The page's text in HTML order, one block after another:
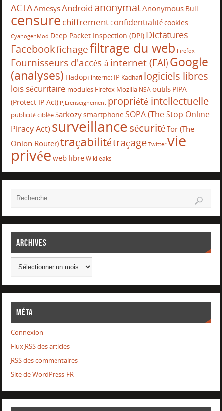
ACTAAmesysAndroid anonymatAnonymous Bull
censure chiffrementconfidentialitécookies
CyanogenMod Deep Packet Inspection (DPI) Dictatures
Facebookfichagefiltrage du web Firefox
Fournisseurs d'accès à internet (FAI)Google
(analyses) Hadopi internet IP Kadhafi logiciels libres
lois sécuritaire modules Firefox Mozilla NSA outils PIPA
(Protect IP Act) PJLrenseignement propriété intellectuelle
publicité cibléeSarkozysmartphoneSOPA (The Stop Online
Piracy Act) surveillancesécuritéTor (The
Onion Router)traçabilitétraçage Twitter vie
privée web libreWikileaks
Archives
Méta
Connexion
Flux RSSdes articles
RSSdes commentaires
Site de WordPress-FR